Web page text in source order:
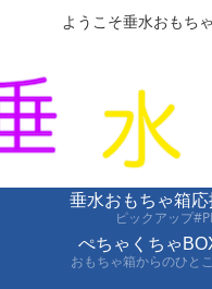
ようこそ垂水おもち
垂水おもちゃ箱
ピックアップ
ぺちゃくちゃ
おもちゃ箱からのひと